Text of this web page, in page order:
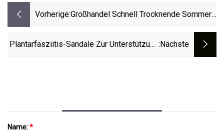
Vorherige:Großhandel Schnell Trocknende Sommer-
Zehen-Sandalen Für Damen
Plantarfasziitis-Sandale Zur Unterstützung :nächste
Name:*